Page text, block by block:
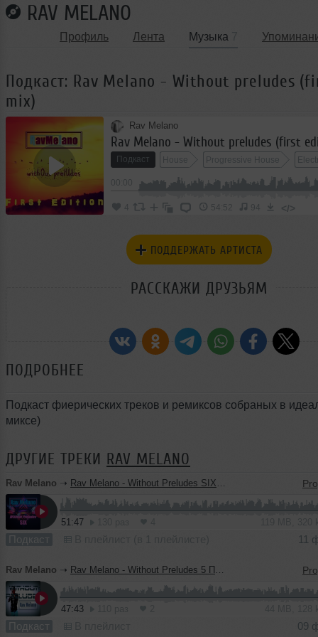
RAV MELANO
Профиль Лента Музыка
Подкаст: Rav Melano - Without preludes
mix)
Rav Melano
Rav Melano - Without preludes (first
Подкаст House Progressive House
54:52 94 </>
ПОДДЕРЖАТЬ АРТИСТА
РАССКАЖИ ДРУЗЬЯМ
ПОДРОБНЕЕ
Подкаст фиерических треков и ремиксов собраных в
миксе)
ДРУГИЕ ТРЕКИ RAV MELANO
Rav Melano ➝ Rav Melano - Without Preludes SIX Подробнее: http://dj.ru/settings/music/upload
51:47
Подкаст 11
Rav Melano ➝ Rav Melano - Without Preludes 5 Подробнее: http://dj.ru/settings/music/upload
47:43
Подкаст 09